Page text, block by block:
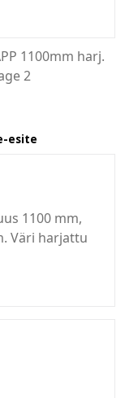
esite
1100 mm,
Väri harjattu